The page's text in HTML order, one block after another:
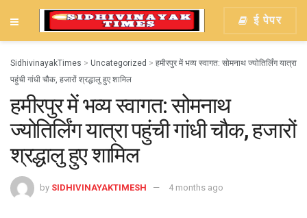
ई पेपर
SidhivinayakTimes > Uncategorized > हमीरपुर में भव्य स्वागत: सोमनाथ ज्योतिर्लिंग यात्रा
पहुंची गांधी चौक, हजारों श्रद्धालु हुए शामिल
हमीरपुर में भव्य स्वागत: सोमनाथ
ज्योतिर्लिंग यात्रा पहुंची गांधी चौक, हजारों
श्रद्धालु हुए शामिल
by SIDHIVINAYAKTIMESH 4 months ago